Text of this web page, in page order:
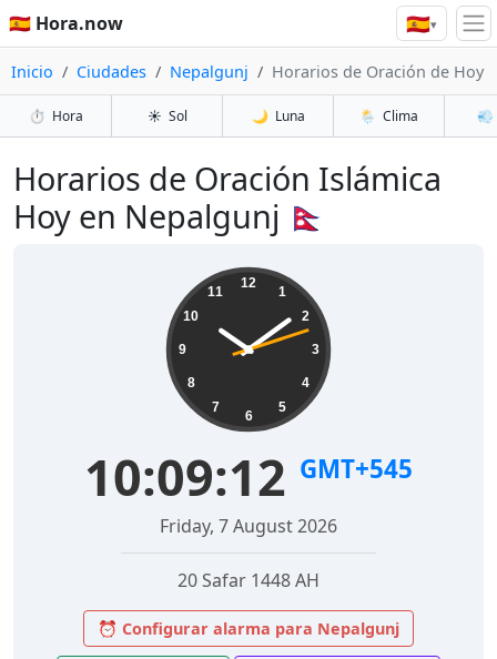
🇪🇸 Hora.now 🇪🇸▾
Inicio Ciudades Nepalgunj Horarios de Oración de Hoy
⏱️ Hora ☀️ Sol 🌙 Luna 🌦️ Clima 💨
Horarios de Oración Islámica
Hoy en Nepalgunj 🇳🇵
12
1
2
3
4
5
6
7
8
9
10
11
10:09:12 GMT+545
Friday, 7 August 2026
20 Safar 1448 AH
⏰ Configurar alarma para Nepalgunj